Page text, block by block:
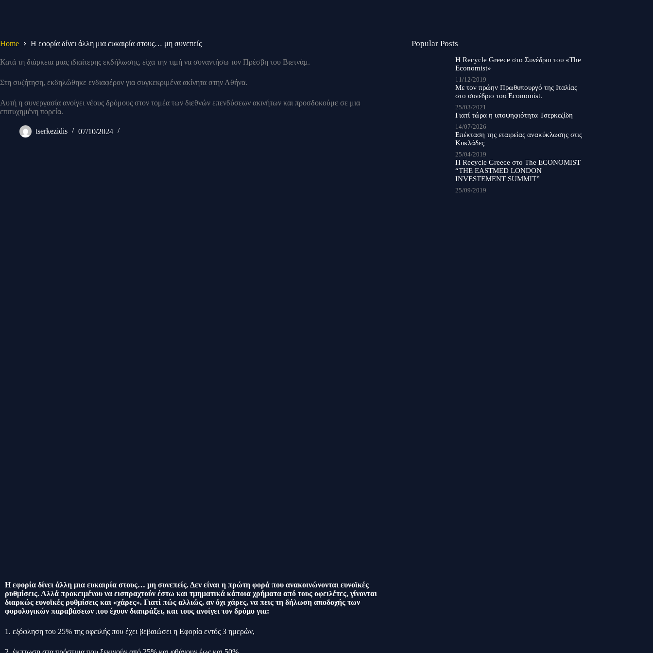
Home Η εφορία δίνει άλλη μια ευκαιρία στους… μη συνεπείς
Κατά τη διάρκεια μιας ιδιαίτερης εκδήλωσης, είχα την τιμή να συναντήσω τον Πρέσβη του Βιετνάμ.
Στη συζήτηση, εκδηλώθηκε ενδιαφέρον για συγκεκριμένα ακίνητα στην Αθήνα.
Αυτή η συνεργασία ανοίγει νέους δρόμους στον τομέα των διεθνών επενδύσεων ακινήτων και προσδοκούμε σε μια
επιτυχημένη πορεία.
tserkezidis 07/10/2024
Η εφορία δίνει άλλη μια ευκαιρία στους… μη συνεπείς. Δεν είναι η πρώτη φορά που ανακοινώνονται ευνοϊκές
ρυθμίσεις. Αλλά προκειμένου να εισπραχτούν έστω και τμηματικά κάποια χρήματα από τους οφειλέτες, γίνονται
διαρκώς ευνοϊκές ρυθμίσεις και «χάρες». Γιατί πώς αλλιώς, αν όχι χάρες, να πεις τη δήλωση αποδοχής των
φορολογικών παραβάσεων που έχουν διαπράξει, και τους ανοίγει τον δρόμο για:
1. εξόφληση του 25% της οφειλής που έχει βεβαιώσει η Εφορία εντός 3 ημερών,
Popular Posts
Η Recycle Greece στο Συνέδριο του «The
Economist»
11/12/2019
Με τον πρώην Πρωθυπουργό της Ιταλίας
στο συνέδριο του Economist.
25/03/2021
Γιατί τώρα η υποψηφιότητα Τσερκεζίδη
14/07/2026
Επέκταση της εταιρείας ανακύκλωσης στις
Κυκλάδες
25/04/2019
Η Recycle Greece στο The ECONOMIST
“THE EASTMED LONDON
INVESTEMENT SUMMIT”
25/09/2019